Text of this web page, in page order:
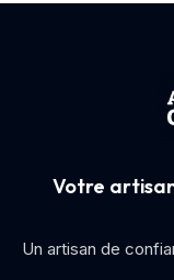
Votre
Un artisan de